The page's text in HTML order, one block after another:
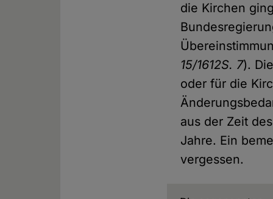
die Kirchen
15/1612S. 7).
oder für die
aus der Zeit
Jahre. Ein
vergessen.